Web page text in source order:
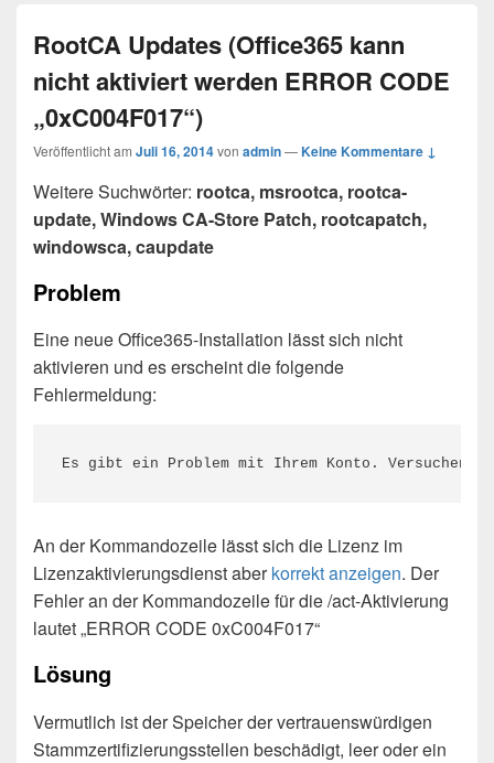
RootCA Updates (Office365 kann
nicht aktiviert werden ERROR CODE
„0xC004F017“)
Veröffentlicht am Juli 16, 2014von admin—Keine Kommentare ↓
Weitere Suchwörter: rootca, msrootca, rootca-
update, Windows CA-Store Patch, rootcapatch,
windowsca, caupdate
Problem
Eine neue Office365-Installation lässt sich nicht
aktivieren und es erscheint die folgende
Fehlermeldung:
Es gibt ein Problem mit Ihrem Konto. Versuchen
An der Kommandozeile lässt sich die Lizenz im
Lizenzaktivierungsdienst aberkorrekt anzeigen. Der
Fehler an der Kommandozeile für die /act-Aktivierung
lautet „ERROR CODE 0xC004F017“
Lösung
Vermutlich ist der Speicher der vertrauenswürdigen
Stammzertifizierungsstellen beschädigt, leer oder ein